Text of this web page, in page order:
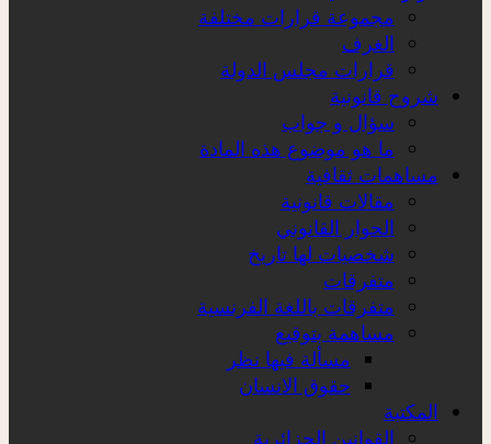
مجموعة قرارات مختلفة
الغرف
قرارات مجلس الدولة
شروح قانونية
سؤال و جواب
ما هو موضوع هذه المادة
مساهمات ثقافية
مقالات قانونية
الحوار القانوني
شخصيات لها تاريخ
متفرقات
متفرقات باللغة الفرنسية
مساهمة بتوقيع
مسألة فيها نظر
حقوق الانسان
المكتبة
القوانين الجزائرية